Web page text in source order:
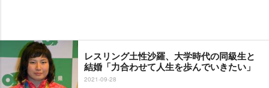
レスリング土性沙羅、大学時代の同級生と
結婚「力合わせて人生を歩んでいきたい」
2021-09-28